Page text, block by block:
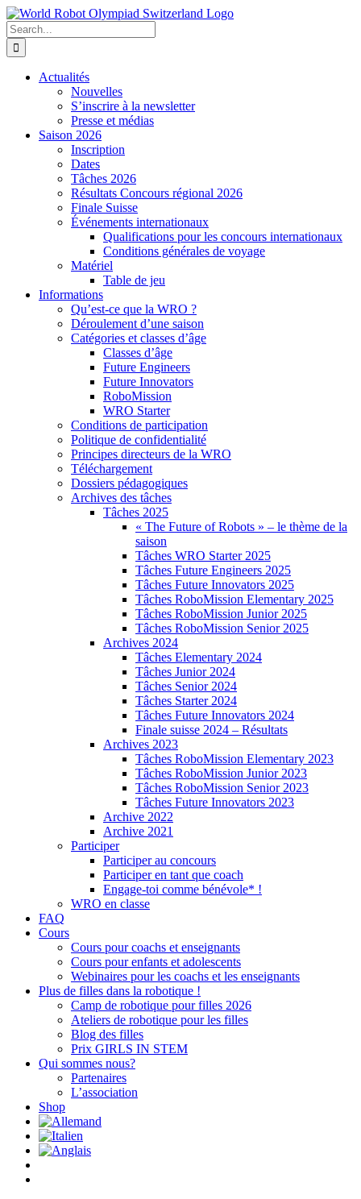
Skip
to
content
Search
for:
Actualités
Nouvelles
S’inscrire à la newsletter
Presse et médias
Saison 2026
Inscription
Dates
Tâches 2026
Résultats Concours régional 2026
Finale Suisse
Événements internationaux
Qualifications pour les concours internationaux
Conditions générales de voyage
Matériel
Table de jeu
Informations
Qu’est-ce que la WRO ?
Déroulement d’une saison
Catégories et classes d’âge
Classes d’âge
Future Engineers
Future Innovators
RoboMission
WRO Starter
Conditions de participation
Politique de confidentialité
Principes directeurs de la WRO
Téléchargement
Dossiers pédagogiques
Archives des tâches
Tâches 2025
« The Future of Robots » – le thème de la
saison
Tâches WRO Starter 2025
Tâches Future Engineers 2025
Tâches Future Innovators 2025
Tâches RoboMission Elementary 2025
Tâches RoboMission Junior 2025
Tâches RoboMission Senior 2025
Archives 2024
Tâches Elementary 2024
Tâches Junior 2024
Tâches Senior 2024
Tâches Starter 2024
Tâches Future Innovators 2024
Finale suisse 2024 – Résultats
Archives 2023
Tâches RoboMission Elementary 2023
Tâches RoboMission Junior 2023
Tâches RoboMission Senior 2023
Tâches Future Innovators 2023
Archive 2022
Archive 2021
Participer
Participer au concours
Participer en tant que coach
Engage-toi comme bénévole* !
WRO en classe
FAQ
Cours
Cours pour coachs et enseignants
Cours pour enfants et adolescents
Webinaires pour les coachs et les enseignants
Plus de filles dans la robotique !
Camp de robotique pour filles 2026
Ateliers de robotique pour les filles
Blog des filles
Prix GIRLS IN STEM
Qui sommes nous?
Partenaires
L’association
Shop